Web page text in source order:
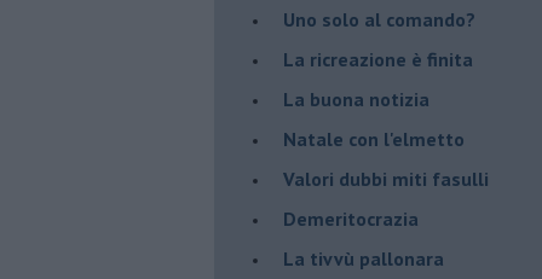
Uno solo al comando?
La ricreazione è finita
La buona notizia
Natale con l'elmetto
Valori dubbi miti fasulli
Demeritocrazia
La tivvù pallonara